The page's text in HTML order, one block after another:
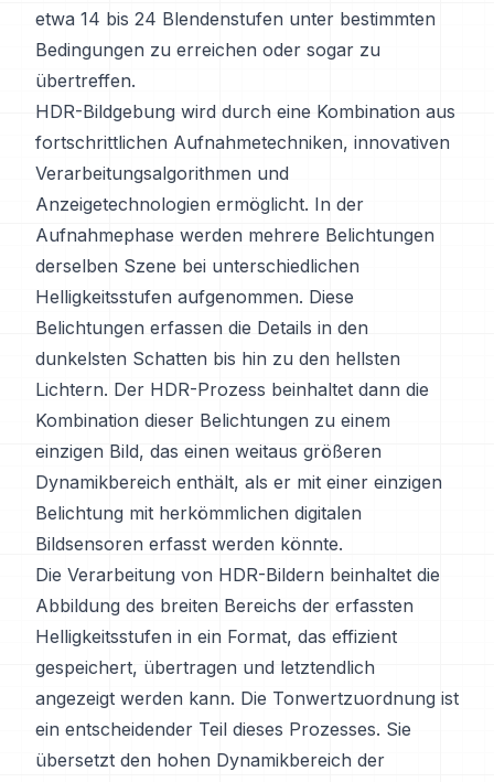
etwa 14 bis 24 Blendenstufen unter bestimmten
Bedingungen zu erreichen oder sogar zu
übertreffen.
HDR-Bildgebung wird durch eine Kombination aus
fortschrittlichen Aufnahmetechniken, innovativen
Verarbeitungsalgorithmen und
Anzeigetechnologien ermöglicht. In der
Aufnahmephase werden mehrere Belichtungen
derselben Szene bei unterschiedlichen
Helligkeitsstufen aufgenommen. Diese
Belichtungen erfassen die Details in den
dunkelsten Schatten bis hin zu den hellsten
Lichtern. Der HDR-Prozess beinhaltet dann die
Kombination dieser Belichtungen zu einem
einzigen Bild, das einen weitaus größeren
Dynamikbereich enthält, als er mit einer einzigen
Belichtung mit herkömmlichen digitalen
Bildsensoren erfasst werden könnte.
Die Verarbeitung von HDR-Bildern beinhaltet die
Abbildung des breiten Bereichs der erfassten
Helligkeitsstufen in ein Format, das effizient
gespeichert, übertragen und letztendlich
angezeigt werden kann. Die Tonwertzuordnung ist
ein entscheidender Teil dieses Prozesses. Sie
übersetzt den hohen Dynamikbereich der